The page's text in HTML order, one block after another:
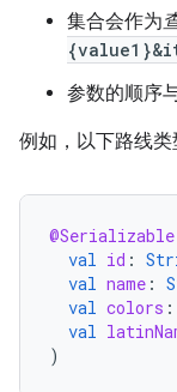
集合会作为
参数的顺序
例如，以下路线类
@Serializable
val id :
val name :
val colors :
val
)